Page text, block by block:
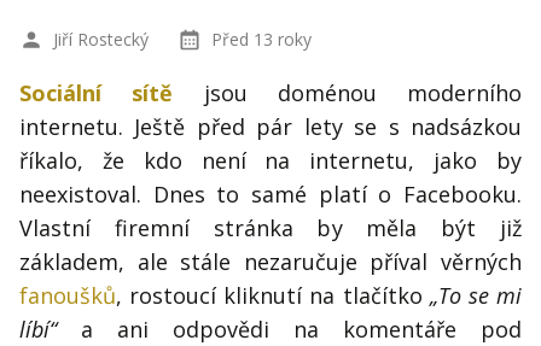
O mně
Přihlášení
Kontakt
Obchodní podmínky
Hledaná fráze Hledat
Jiří Rostecký Před 13 roky
Sociální sítě jsou doménou moderního
internetu. Ještě před pár lety se s nadsázkou
říkalo, že kdo není na internetu, jako by
neexistoval. Dnes to samé platí o Facebooku.
Vlastní firemní stránka by měla být již
základem, ale stále nezaručuje příval věrných
fanoušků, rostoucí kliknutí na tlačítko „To se mi
líbí“a ani odpovědi na komentáře pod